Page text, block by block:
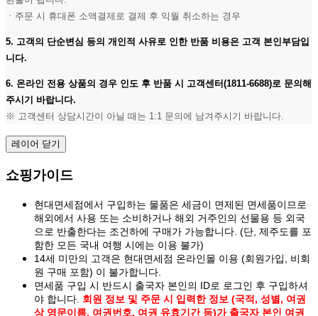
ㆍ주문 시 휴대폰 소액결제로 결제 후 익월 취소하는 경우
5. 고객의 단순변심 등의 개인적 사유로 인한 반품 비용은 고객 본인부담입
니다.
6. 온라인 전용 상품의 경우 인도 후 반품 시 고객센터(1811-6688)로 문의해
주시기 바랍니다.
※ 고객센터 상담시간이 아닐 때는 1:1 문의에 남겨주시기 바랍니다.
레이어 닫기
쇼핑가이드
현대면세점에서 구입하는 물품은 세금이 면제된 면세품이므로
해외에서 사용 또는 소비하거나 해외 거주인의 선물용 등 외국
으로 반출한다는 조건하에 구매가 가능합니다. (단, 제주도를 포
함한 모든 국내 여행 시에는 이용 불가)
14세 미만의 고객은 현대면세점 온라인몰 이용 (회원가입, 비회
원 구매 포함) 이 불가합니다.
면세품 구입 시 반드시 출국자 본인의 ID로 로그인 후 구입하셔
야 합니다. 회원 정보 및 주문 시 입력한 정보 (국적, 성별, 여권
상 영문이름, 여권번호, 여권 유효기간 등)가 출국자 본인 여권